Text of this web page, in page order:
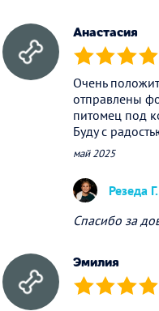
Анастасия
(*) (*) (*) (*)
Очень
отправлены
питомец под
Буду с
май 2025
Резеда Г.
Спасибо за
Эмилия
(*) (*) (*) (*)